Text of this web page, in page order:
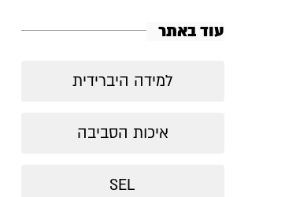
עוד באתר
למידה היברידית
איכות הסביבה
SEL